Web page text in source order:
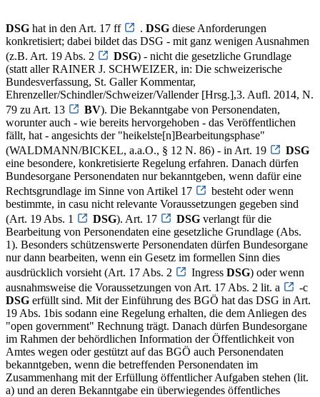
DSG hat in den Art. 17 ff . DSG diese Anforderungen
konkretisiert; dabei bildet das DSG - mit ganz wenigen Ausnahmen
(z.B. Art. 19 Abs. 2
DSG) - nicht die gesetzliche Grundlage
(statt aller RAINER J. SCHWEIZER, in: Die schweizerische
Bundesverfassung, St. Galler Kommentar,
Ehrenzeller/Schindler/Schweizer/Vallender [Hrsg.],3. Aufl. 2014, N.
79 zu Art. 13
BV). Die Bekanntgabe von Personendaten,
worunter auch - wie bereits hervorgehoben - das Veröffentlichen
fällt, hat - angesichts der "heikelste[n]Bearbeitungsphase"
(WALDMANN/BICKEL, a.a.O., § 12 N. 86) - in Art. 19
DSG
eine besondere, konkretisierte Regelung erfahren. Danach dürfen
Bundesorgane Personendaten nur bekanntgeben, wenn dafür eine
Rechtsgrundlage im Sinne von Artikel 17
besteht oder wenn
bestimmte, in casu nicht relevante Voraussetzungen gegeben sind
(Art. 19 Abs. 1
DSG). Art. 17 DSG verlangt für die
Bearbeitung von Personendaten eine gesetzliche Grundlage (Abs.
1). Besonders schützenswerte Personendaten dürfen Bundesorgane
nur dann bearbeiten, wenn ein Gesetz im formellen Sinn dies
ausdrücklich vorsieht (Art. 17 Abs. 2
Ingress DSG) oder wenn
ausnahmsweise die Voraussetzungen von Art. 17 Abs. 2 lit. a
-c
DSG erfüllt sind. Mit der Einführung des BGÖ hat das DSG in Art.
19 Abs. 1bis sodann eine Regelung erhalten, die dem Anliegen des
"open government" Rechnung trägt. Danach dürfen Bundesorgane
im Rahmen der behördlichen Information der Öffentlichkeit von
Amtes wegen oder gestützt auf das BGÖ auch Personendaten
bekanntgeben, wenn die betreffenden Personendaten im
Zusammenhang mit der Erfüllung öffentlicher Aufgaben stehen (lit.
a) und an deren Bekanntgabe ein überwiegendes öffentliches